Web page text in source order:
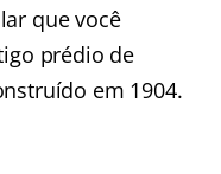
que você
prédio de
em 1904.